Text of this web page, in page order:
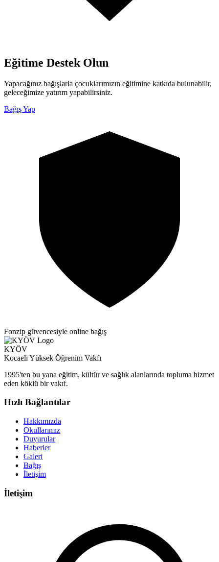
Eğitime Destek Olun
Yapacağınız bağışlarla çocuklarımızın eğitimine katkıda bulunabilir,
geleceğimize yatırım yapabilirsiniz.
Bağış Yap
Fonzip güvencesiyle online bağış
KYÖV
Kocaeli Yüksek Öğrenim Vakfı
1995'ten bu yana eğitim, kültür ve sağlık alanlarında topluma hizmet
eden köklü bir vakıf.
Hızlı Bağlantılar
Hakkımızda
Okullarımız
Duyurular
Haberler
Galeri
Bağış
İletişim
İletişim